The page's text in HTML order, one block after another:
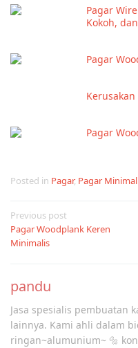
Pagar
Kokoh,
Pagar
Pagar
Posted in Pagar, Pagar
Post
navigation
Previous post
Pagar Woodplank Keren
Minimalis
pandu
Jasa spesialis pembuatan
lainnya. Kami ahli dalam
ringan~alumunium~ 🔩